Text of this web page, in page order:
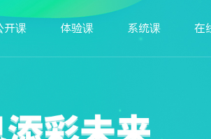
开课 体验课 系统课 在